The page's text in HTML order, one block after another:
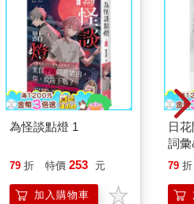
為怪談點燈 1
79 折 特價 253 元
加入購物車
日
詞
79 折